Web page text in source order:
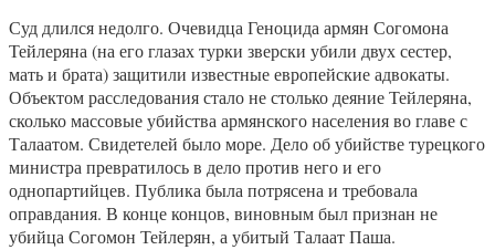
Суд длился недолго. Очевидца Геноцида армян Согомона
Тейлеряна (на его глазах турки зверски убили двух сестер,
мать и брата) защитили известные европейские адвокаты.
Объектом расследования стало не столько деяние Тейлеряна,
сколько массовые убийства армянского населения во главе с
Талаатом. Свидетелей было море. Дело об убийстве турецкого
министра превратилось в дело против него и его
однопартийцев. Публика была потрясена и требовала
оправдания. В конце концов, виновным был признан не
убийца Согомон Тейлерян, а убитый Талаат Паша.